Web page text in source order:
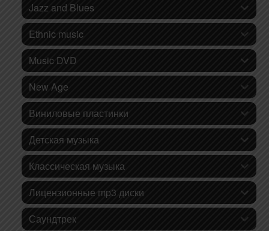
Jazz and Blues
Ethnic music
Music DVD
New Age
Виниловые пластинки
Детская музыка
Классическая музыка
Лицензионные mp3 диски
Саундтрек